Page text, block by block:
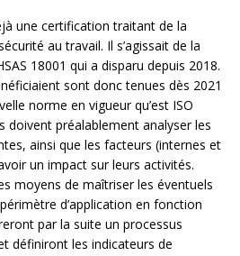
une certification traitant de la
au travail. Il s’agissait de la
18001 qui a disparu depuis 2018.
sont donc tenues dès 2021
norme en vigueur qu’est ISO
doivent préalablement analyser les
ainsi que les facteurs (internes et
un impact sur leurs activités.
moyens de maîtriser les éventuels
d’application en fonction
par la suite un processus
définiront les indicateurs de